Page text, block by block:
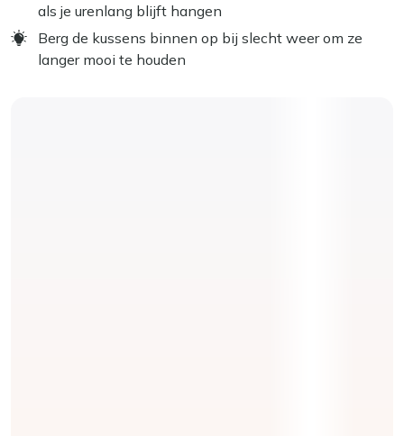
als je urenlang blijft hangen
Berg de kussens binnen op bij slecht weer om ze
langer mooi te houden